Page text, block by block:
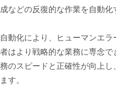
成などの反復的な作業を自動化
自動化により、ヒューマンエ
者はより戦略的な業務に専念
務のスピードと正確性が向上
ます。